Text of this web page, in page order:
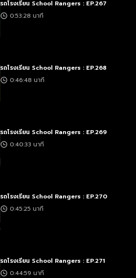
รถโรงเรียน School Rangers : EP.267
0:53:28 นาที
รถโรงเรียน School Rangers : EP.268
0:46:48 นาที
รถโรงเรียน School Rangers : EP.269
0:40:33 นาที
รถโรงเรียน School Rangers : EP.270
0:45:25 นาที
รถโรงเรียน School Rangers : EP.271
0:44:59 นาที